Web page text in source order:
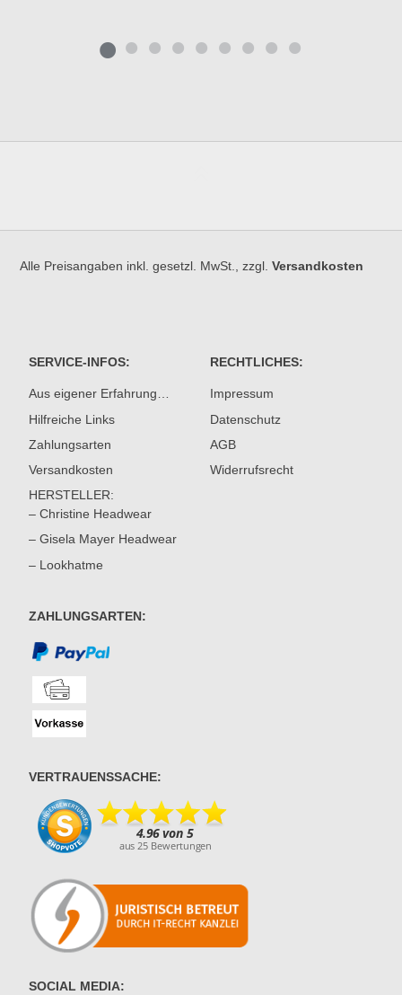
Alle Preisangaben inkl. gesetzl. MwSt., zzgl.Versandkosten
SERVICE-INFOS:
Aus eigener Erfahrung…
Hilfreiche Links
Zahlungsarten
Versandkosten
HERSTELLER:
– Christine Headwear
– Gisela Mayer Headwear
– Lookhatme
RECHTLICHES:
Impressum
Datenschutz
AGB
Widerrufsrecht
ZAHLUNGSARTEN:
VERTRAUENSSACHE:
SOCIAL MEDIA: